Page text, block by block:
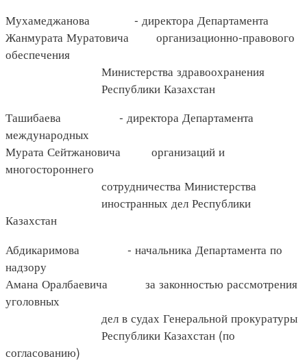
Мухамеджанова - директора Департамента
Жанмурата Муратовича организационно-правового
обеспечения
Министерства здравоохранения
Республики Казахстан
Ташибаева - директора Департамента
международных
Мурата Сейтжановича организаций и
многостороннего
сотрудничества Министерства
иностранных дел Республики
Казахстан
Абдикаримова - начальника Департамента по
надзору
Амана Оралбаевича за законностью рассмотрения
уголовных
дел в судах Генеральной прокуратуры
Республики Казахстан (по
согласованию)